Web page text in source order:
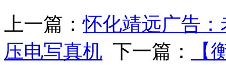
上一篇：怀化靖远广告
压电写真机 下一篇：
【